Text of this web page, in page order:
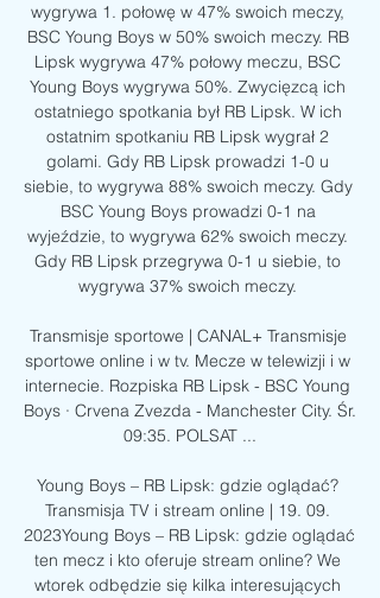
wygrywa 1. połowę w 47% swoich meczy,
BSC Young Boys w 50% swoich meczy. RB
Lipsk wygrywa 47% połowy meczu, BSC
Young Boys wygrywa 50%. Zwycięzcą ich
ostatniego spotkania był RB Lipsk. W ich
ostatnim spotkaniu RB Lipsk wygrał 2
golami. Gdy RB Lipsk prowadzi 1-0 u
siebie, to wygrywa 88% swoich meczy. Gdy
BSC Young Boys prowadzi 0-1 na
wyjeździe, to wygrywa 62% swoich meczy.
Gdy RB Lipsk przegrywa 0-1 u siebie, to
wygrywa 37% swoich meczy.
Transmisje sportowe | CANAL+ Transmisje
sportowe online i w tv. Mecze w telewizji i w
internecie. Rozpiska RB Lipsk - BSC Young
Boys · Crvena Zvezda - Manchester City. Śr.
09:35. POLSAT ...
Young Boys – RB Lipsk: gdzie oglądać?
Transmisja TV i stream online | 19. 09.
2023Young Boys – RB Lipsk: gdzie oglądać
ten mecz i kto oferuje stream online? We
wtorek odbędzie się kilka interesujących